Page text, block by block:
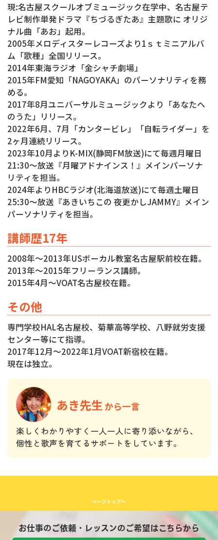
現:名古屋スクールオブミュージック在学中、名古屋テ
レビ制作単発ドラマ『ちづるぎたあ』主題歌に オリジ
ナル曲「あお」起用。
2005年メロディスターレコーズより1ｓｔミニアルバ
ム「歌種」全国リリース。
2014年東海ラジオ「金シャチ劇場」
2015年FM愛知「NAGOYAKA」のパーソナリティを務
める。
2017年8月ユニバーサルミュージックより「あなたへ
のうた」リリース。
2022年6月、7月「カンタービレ」「自転ライダー」を
2ヶ月連続リリース。
2023年10月よりK-MIX(静岡FM放送)にて毎週月曜日
21:30〜放送『月曜アドナインス！』メインパーソナ
リティを担当。
2024年よりHBCラジオ(北海道放送)にて毎週土曜日
25:30〜放送『あきいちこの 夜更かしJAMMY』メイン
パーソナリティを担当。
講師歴17年
2008年〜2013年USボーカル教室名古屋駅前校在籍。
2013年〜2015年フリーランス講師。
2015年4月〜VOAT名古屋校在籍。
その他
専門学校HAL名古屋校、菊華高等学校、八野就労支援
センター等にて指導。
2017年12月〜2022年1月VOAT新宿校在籍。
現在は独立。
あき先生 から一言
楽しくわかりやすく一人一人に寄り添いながら、
個性と歌声を育てるサポートをしています。
ページトップへ
お仕事のご依頼・レッスンのご希望はこちらから